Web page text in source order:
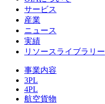
サービス
産業
ニュース
実績
リソースライブラリー
事業内容
3PL
4PL
航空貨物